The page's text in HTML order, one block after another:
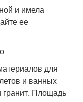
и имела
ее
для
и ванных
гранит. Площадь